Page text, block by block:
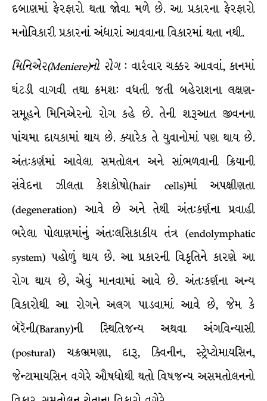
દબાણમાં ફેરફારો થતા જોવા મળે છે. આ પ્રકારના ફેરફારો
મનોવિકારી પ્રકારનાં અંધારાં આવવાના વિકારમાં થતા નથી.
મિનિએર(Meniere)નો રોગ: વારંવાર ચક્કર આવવાં, કાનમાં
ઘંટડી વાગવી તથા ક્રમશ: વધતી જતી બહેરાશના લક્ષણ-
સમૂહને મિનિએરનો રોગ કહે છે. તેની શરૂઆત જીવનના
પાંચમા દાયકામાં થાય છે. ક્યારેક તે યુવાનોમાં પણ થાય છે.
અંત:કર્ણમાં આવેલા સમતોલન અને સાંભળવાની ક્રિયાની
સંવેદના ઝીલતા કેશકોષો(hair cells)માં અપક્ષીણતા
(degeneration) આવે છે અને તેથી અંત:કર્ણના પ્રવાહી
ભરેલા પોલાણમાંનું અંત:લસિકાકીય તંત્ર (endolymphatic
system) પહોળું થાય છે. આ પ્રકારની વિકૃતિને કારણે આ
રોગ થાય છે, એવું માનવામાં આવે છે. અંત:કર્ણના અન્ય
વિકારોથી આ રોગને અલગ પાડવામાં આવે છે, જેમ કે
બૅરૅની(Barany)ની સ્થિતિજન્ય અથવા અંગવિન્યાસી
(postural) ચક્રભ્રમણા, દારૂ, ક્વિનીન, સ્ટ્રેપ્ટોમાયસિન,
જેન્ટામાયસિન વગેરે ઔષધોથી થતો વિષજન્ય અસમતોલનનો